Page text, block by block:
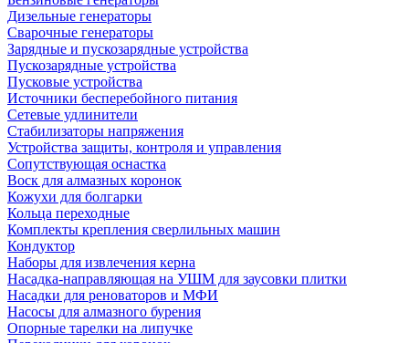
Дизельные генераторы
Сварочные генераторы
Зарядные и пускозарядные устройства
Пускозарядные устройства
Пусковые устройства
Источники бесперебойного питания
Сетевые удлинители
Стабилизаторы напряжения
Устройства защиты, контроля и управления
Сопутствующая оснастка
Воск для алмазных коронок
Кожухи для болгарки
Кольца переходные
Комплекты крепления сверлильных машин
Кондуктор
Наборы для извлечения керна
Насадка-направляющая на УШМ для заусовки плитки
Насадки для реноваторов и МФИ
Насосы для алмазного бурения
Опорные тарелки на липучке